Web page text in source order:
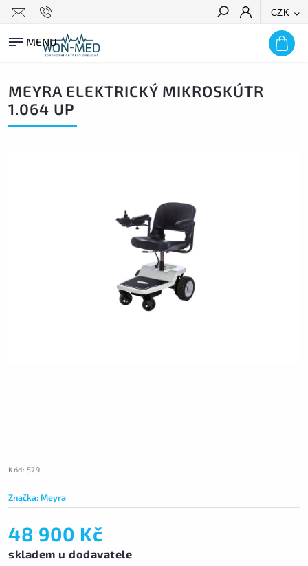
CZK
HLEDAT
MEYRA ELEKTRICKÝ MIKROSKÚTR
1.064 UP
Kód: 579
Značka:Meyra
48 900 Kč
skladem u dodavatele